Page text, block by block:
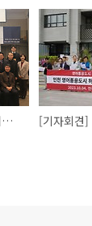
[활동] 제1회 <쉬운 우리말 기자상> 시상식 마침